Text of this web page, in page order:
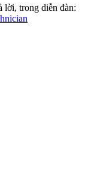
lời, trong diễn đàn: